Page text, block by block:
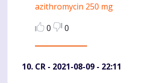
azithromycin 250 mg
0
0
CR - 2021-08-09 - 22:11